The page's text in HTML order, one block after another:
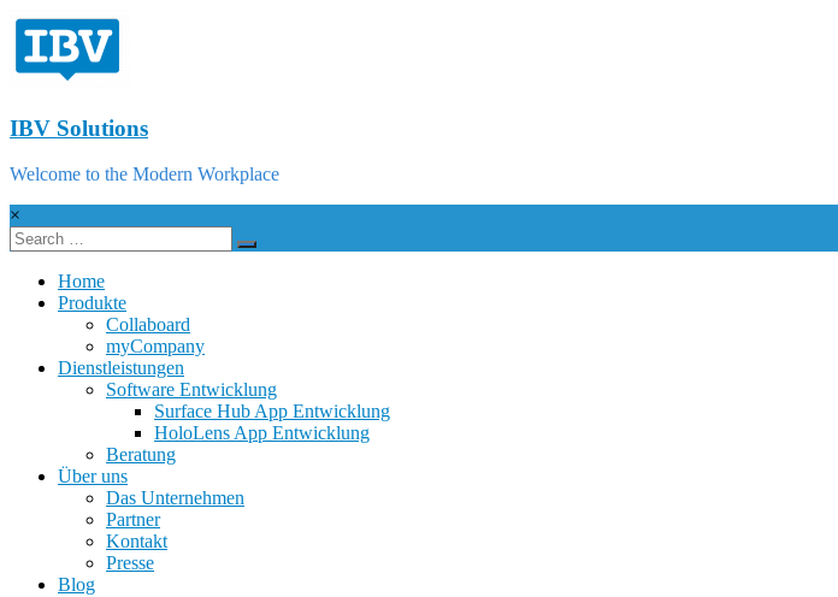
IBV Solutions
Welcome to the Modern Workplace
×
Home
Produkte
Collaboard
myCompany
Dienstleistungen
Software Entwicklung
Surface Hub App Entwicklung
HoloLens App Entwicklung
Beratung
Über uns
Das Unternehmen
Partner
Kontakt
Presse
Blog